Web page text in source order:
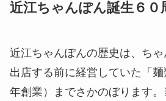
近江ちゃんぽん誕生６０
近江ちゃんぽんの歴史は、ち
出店する前に経営していた「
年創業）までさかのぼります